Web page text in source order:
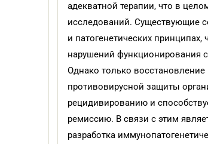
адекватной терапии, что в
исследований. Существующие
и патогенетических
нарушений функционирования
Однако только
противовирусной защиты
рецидивированию и
ремиссию. В связи с этим
разработка